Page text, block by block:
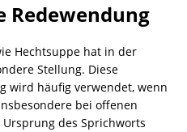
Redewendung
Hechtsuppe hat in der
Stellung. Diese
wird häufig verwendet, wenn
bei offenen
des Sprichworts